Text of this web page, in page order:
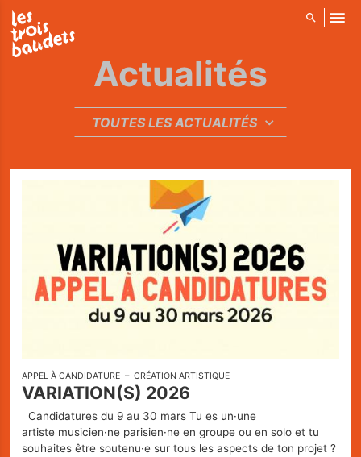
Actualités
TOUTES LES ACTUALITÉS
RÉINITIALISER
SOUMETTRE
APPEL À CANDIDATURE CRÉATION ARTISTIQUE
VARIATION(S) 2026
Candidatures du 9 au 30 mars Tu es un·une
artiste musicien·ne parisien·ne en groupe ou en solo et tu
souhaites être soutenu·e sur tous les aspects de ton projet ?